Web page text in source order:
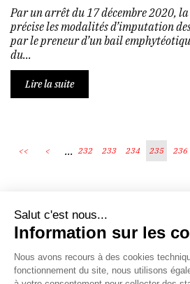
Par un arrêt du 17 décembre 2020,
précise les modalités d’imputation
par le preneur d’un bail
du...
Lire la suite
<< < ... 232 233 234 235 236
Écosystème